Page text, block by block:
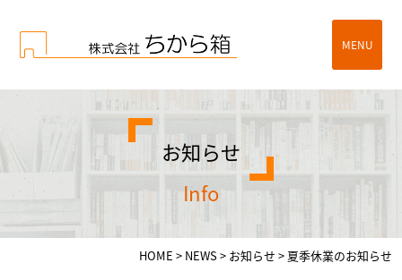
MENU
お知らせ
info
HOME > NEWS > お知らせ > 夏季休業のお知らせ